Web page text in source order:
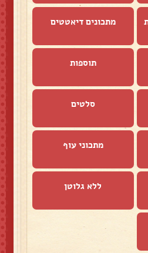
מתכונים דיאטטים
תוספות
סלטים
מתכוני עוף
ללא גלוטן